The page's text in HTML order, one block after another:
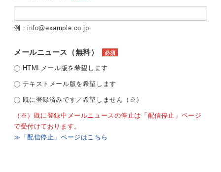
例：info@example.co.jp
メールニュース（無料） 必須
HTMLメール版を希望します
テキストメール版を希望します
既に登録済みです／希望しません（※）
（※）既に登録中メールニュースの停止は「配信停止」ページ
で受付けております。
≫「配信停止」ページはこちら